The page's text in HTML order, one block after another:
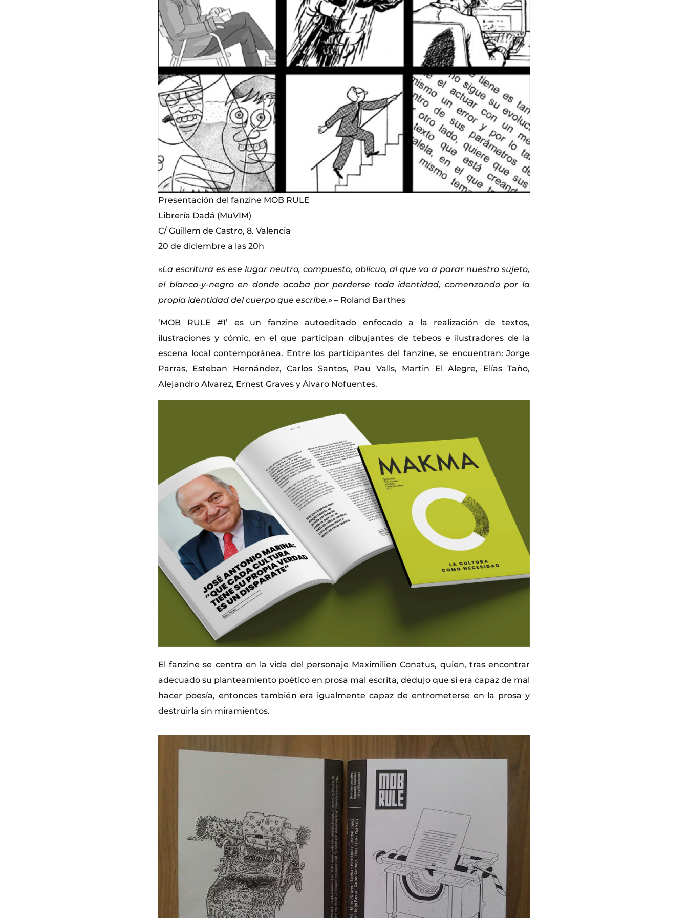
Presentación del fanzine MOB RULE
Librería Dadá (MuVIM)
C/ Guillem de Castro, 8. Valencia
20 de diciembre a las 20h
«La escritura es ese lugar neutro, compuesto, oblicuo, al que va a parar nuestro sujeto,
el blanco-y-negro en donde acaba por perderse toda identidad, comenzando por la
propia identidad del cuerpo que escribe.» – Roland Barthes
‘MOB RULE #1’ es un fanzine autoeditado enfocado a la realización de textos,
ilustraciones y cómic, en el que participan dibujantes de tebeos e ilustradores de la
escena local contemporánea. Entre los participantes del fanzine, se encuentran: Jorge
Parras, Esteban Hernández, Carlos Santos, Pau Valls, Martin El Alegre, Elías Taño,
Alejandro Alvarez, Ernest Graves y Álvaro Nofuentes.
El fanzine se centra en la vida del personaje Maximilien Conatus, quien, tras encontrar
adecuado su planteamiento poético en prosa mal escrita, dedujo que si era capaz de mal
hacer poesía, entonces también era igualmente capaz de entrometerse en la prosa y
destruirla sin miramientos.